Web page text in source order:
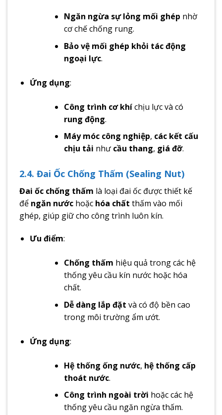
Ngăn ngừa sự lỏng mối ghép nhờ
cơ chế chống rung.
Bảo vệ mối ghép khỏi tác động
ngoại lực.
Ứng dụng:
Công trình cơ khíchịu lực và có
rung động.
Máy móc công nghiệp, các kết cấu
chịu tải như cầu thang, giá đỡ.
2.4. Đai Ốc Chống Thấm (Sealing Nut)
Đai ốc chống thấm là loại đai ốc được thiết kế
để ngăn nước hoặc hóa chất thấm vào mối
ghép, giúp giữ cho công trình luôn kín.
Ưu điểm:
Chống thấm hiệu quả trong các hệ
thống yêu cầu kín nước hoặc hóa
chất.
Dễ dàng lắp đặt và có độ bền cao
trong môi trường ẩm ướt.
Ứng dụng:
Hệ thống ống nước, hệ thống cấp
thoát nước.
Công trình ngoài trời hoặc các hệ
thống yêu cầu ngăn ngừa thấm.